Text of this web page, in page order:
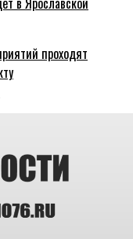
проходят